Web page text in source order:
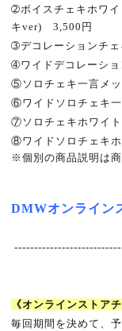
➁ボイスチェキホワ
キver) 3,500 円
➂デコレーションチ
➃ワイドデコレーシ
⑤ ソロチェキ一言メ
⑥ワイドソロチェキ
⑦ ソロチェキホワイト
⑧ワイドソロチェキ
※個別の商品説明は
DMWオンライン
《オンラインストア
毎回期間を決めて、